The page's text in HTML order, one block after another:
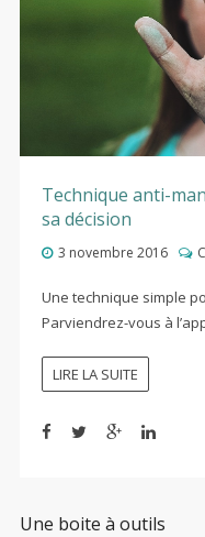
Technique anti-
sa décision
3 novembre 2016
Une technique simple
Parviendrez-vous à
LIRE LA SUITE
Une boite à outils